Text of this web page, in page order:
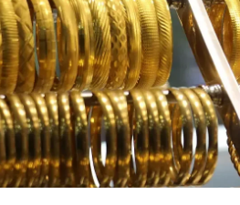
Yozgat
Zonguldak
Aksaray
Bayburt
Karaman